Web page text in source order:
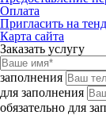
Оплата
Пригласить на
Карта сайта
Заказать услугу
заполнения
для заполнения
обязательно для